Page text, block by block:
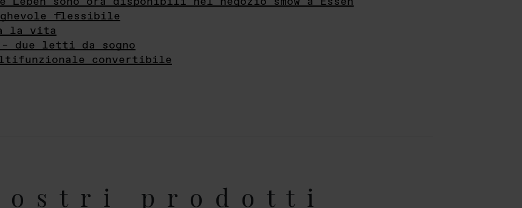
flessibile
la vita
– due letti da sogno
convertibile
prodotti